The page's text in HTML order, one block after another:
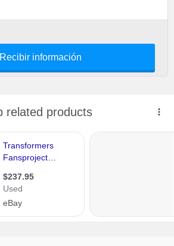
Recibir información